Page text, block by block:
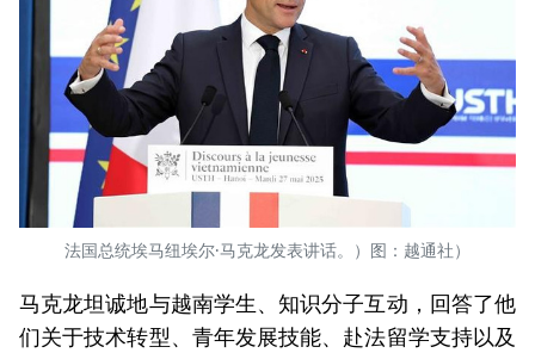
法国总统埃马纽埃尔·马克龙发表讲话。）图：越通社）
马克龙坦诚地与越南学生、知识分子互动，回答了他
们关于技术转型、青年发展技能、赴法留学支持以及